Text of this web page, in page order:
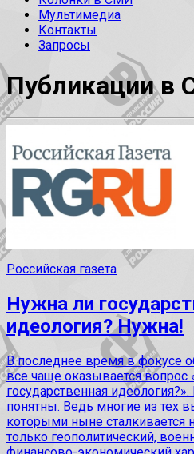
Мультимедиа
Контакты
Запросы
Публикации в
Российская газета
Нужна ли
идеология? Нужна!
В последнее время в фокусе
все чаще оказывается
государственная
понятны. Ведь многие из тех
которыми ныне сталкивается
только геополитический,